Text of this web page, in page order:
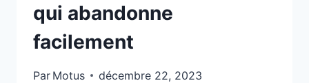
qui abandonne
facilement
Par Motus décembre 22, 2023